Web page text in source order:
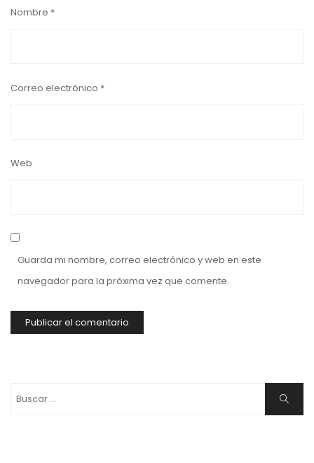
Nombre *
Correo electrónico *
Web
Guarda mi nombre, correo electrónico y web en este
navegador para la próxima vez que comente.
Buscar